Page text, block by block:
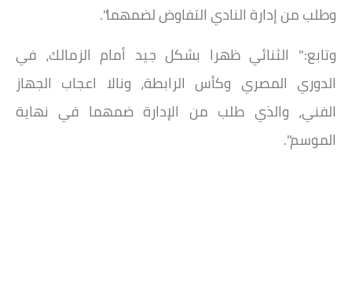
وطلب من إدارة النادي التفاوض لضمهما".
وتابع:" الثنائي ظهرا بشكل جيد أمام الزمالك، في
الدوري المصري وكأس الرابطة، ونالا اعجاب الجهاز
الفني، والذي طلب من الإدارة ضمهما في نهاية
الموسم".